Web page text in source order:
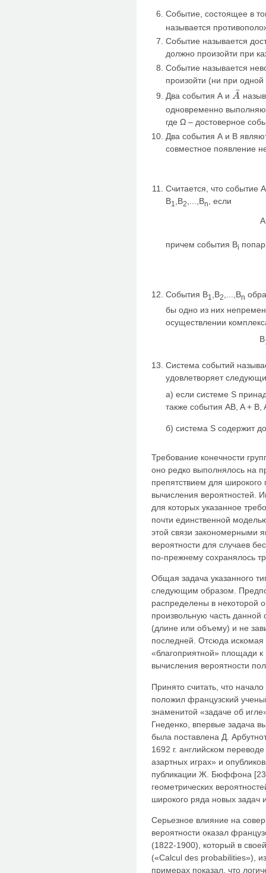
Событие, состоящее в
называется
Событие называется
должно произойти при
Событие называется
произойти (ни при
Два события А и A
¯
A¯
одновременно
где Ω – достоверное
Два события А и В
совместное появление
Считается, что событие
B1 ,B2 ,...,Bn , если
причем события Bi
События B1 ,B2 ,...,Bn
бы одно из них
осуществлении
B
Система событий
удовлетворяет
а) если системе S
также события AB, A + B,
б) система S содержит
Требование конечности
оно редко выполнялось на
препятствием для широкого
вычисления вероятностей.
для которых указанное
почти единственной
этой связи закономерными
вероятности для случаев
по-прежнему сохранялось
Общая задача указанного
следующим образом.
распределены в некоторой
произвольную часть
(длине или объему) и не
последней. Отсюда
«благоприятной» площади
вычисления вероятности
Принято считать, что
положил французский
знаменитой «задаче об
Гнеденко, впервые задача
была поставлена Д.
1692 г. английском
азартных играх» и
публикации Ж. Бюффона
геометрических
широкого ряда новых
Серьезное влияние на
вероятности оказал
(1822-1900), который в
(«Calcul des probabilities»),
примерах показал, что